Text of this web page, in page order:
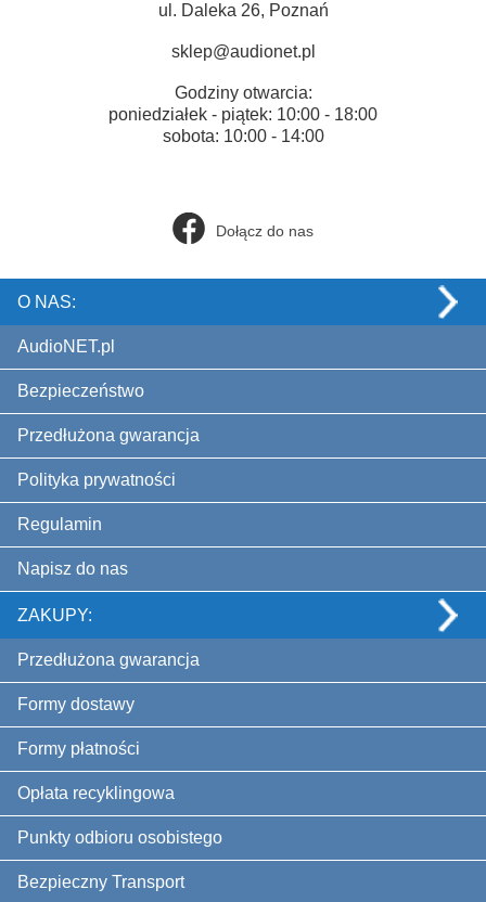
ul. Daleka 26, Poznań
sklep@audionet.pl
Godziny otwarcia:
poniedziałek - piątek: 10:00 - 18:00
sobota: 10:00 - 14:00
Dołącz do nas
O NAS:
AudioNET.pl
Bezpieczeństwo
Przedłużona gwarancja
Polityka prywatności
Regulamin
Napisz do nas
ZAKUPY:
Przedłużona gwarancja
Formy dostawy
Formy płatności
Opłata recyklingowa
Punkty odbioru osobistego
Bezpieczny Transport